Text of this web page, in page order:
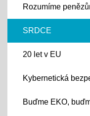
Rozumíme
SRDCE
20 let v EU
Kybernetická
Buďme EKO,